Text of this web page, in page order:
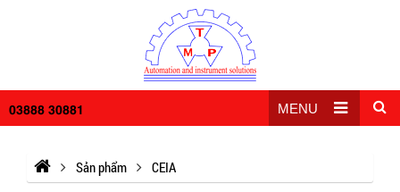
03888 30881 MENU
Sản phẩm CEIA